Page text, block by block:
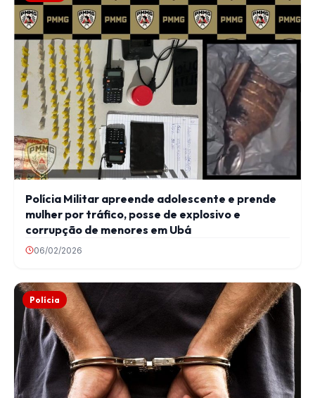
Polícia Militar apreende adolescente e prende
mulher por tráfico, posse de explosivo e
corrupção de menores em Ubá
06/02/2026
Polícia